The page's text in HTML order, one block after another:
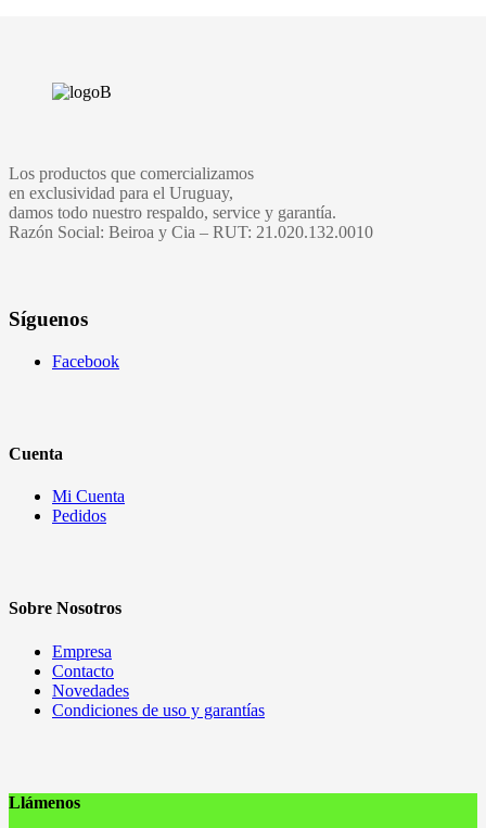
Los productos que comercializamos
en exclusividad para el Uruguay,
damos todo nuestro respaldo, service y garantía.
Razón Social: Beiroa y Cia – RUT: 21.020.132.0010
Síguenos
Facebook
Cuenta
Mi Cuenta
Pedidos
Sobre Nosotros
Empresa
Contacto
Novedades
Condiciones de uso y garantías
Llámenos